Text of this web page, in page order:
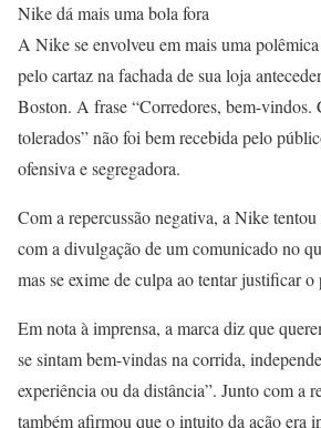
Nike dá mais uma bola fora
A Nike se envolveu em mais uma
pelo cartaz na fachada de sua loja
Boston. A frase “Corredores, bem-vindos.
tolerados” não foi bem recebida pelo
ofensiva e segregadora.
Com a repercussão negativa, a Nike tentou
com a divulgação de um comunicado no
mas se exime de culpa ao tentar justificar
Em nota à imprensa, a marca diz que
se sintam bem-vindas na corrida,
experiência ou da distância”. Junto com a
também afirmou que o intuito da ação era